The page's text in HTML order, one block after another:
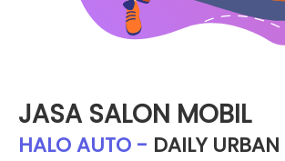
JASA SALON MOBIL
HALO AUTO - DAILY URBAN